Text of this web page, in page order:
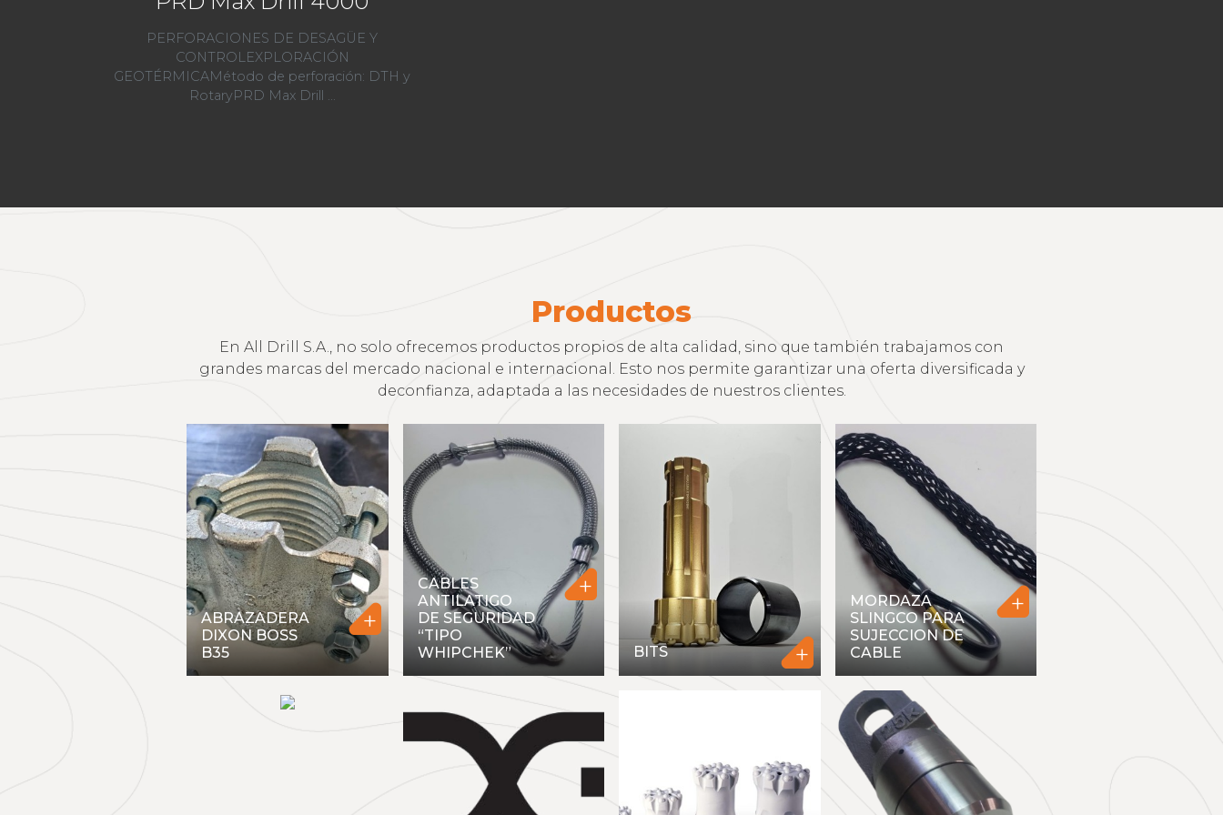
PERFORACIONES DE DESAGÜE Y
CONTROLEXPLORACIÓN
GEOTÉRMICAMétodo de perforación: DTH y
RotaryPRD Max Drill ...
Productos
En All Drill S.A., no solo ofrecemos productos propios de alta calidad, sino que también trabajamos con
grandes marcas del mercado nacional e internacional. Esto nos permite garantizar una oferta diversificada y
deconfianza, adaptada a las necesidades de nuestros clientes.
ABRAZADERA
DIXON BOSS
B35
+
CABLES
ANTILATIGO
DE SEGURIDAD
“TIPO
WHIPCHEK”
+
BITS +
MORDAZA
SLINGCO PARA
SUJECCION DE
CABLE
+